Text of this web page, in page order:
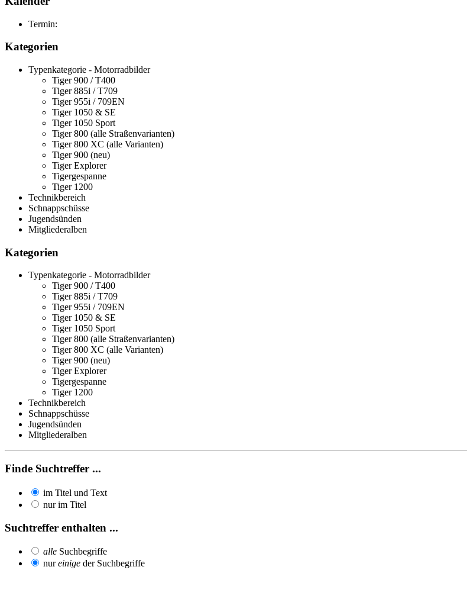
Termin:
Kategorien
Typenkategorie - Motorradbilder
Tiger 900 / T400
Tiger 885i / T709
Tiger 955i / 709EN
Tiger 1050 & SE
Tiger 1050 Sport
Tiger 800 (alle Straßenvarianten)
Tiger 800 XC (alle Varianten)
Tiger 900 (neu)
Tiger Explorer
Tigergespanne
Tiger 1200
Technikbereich
Schnappschüsse
Jugendsünden
Mitgliederalben
Kategorien
Typenkategorie - Motorradbilder
Tiger 900 / T400
Tiger 885i / T709
Tiger 955i / 709EN
Tiger 1050 & SE
Tiger 1050 Sport
Tiger 800 (alle Straßenvarianten)
Tiger 800 XC (alle Varianten)
Tiger 900 (neu)
Tiger Explorer
Tigergespanne
Tiger 1200
Technikbereich
Schnappschüsse
Jugendsünden
Mitgliederalben
Finde Suchtreffer ...
im Titel und Text
nur im Titel
Suchtreffer enthalten ...
alle Suchbegriffe
nureinige der Suchbegriffe